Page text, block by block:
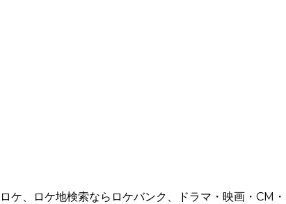
ロケ、ロケ地検索ならロケバンク、ドラマ・映画・CM